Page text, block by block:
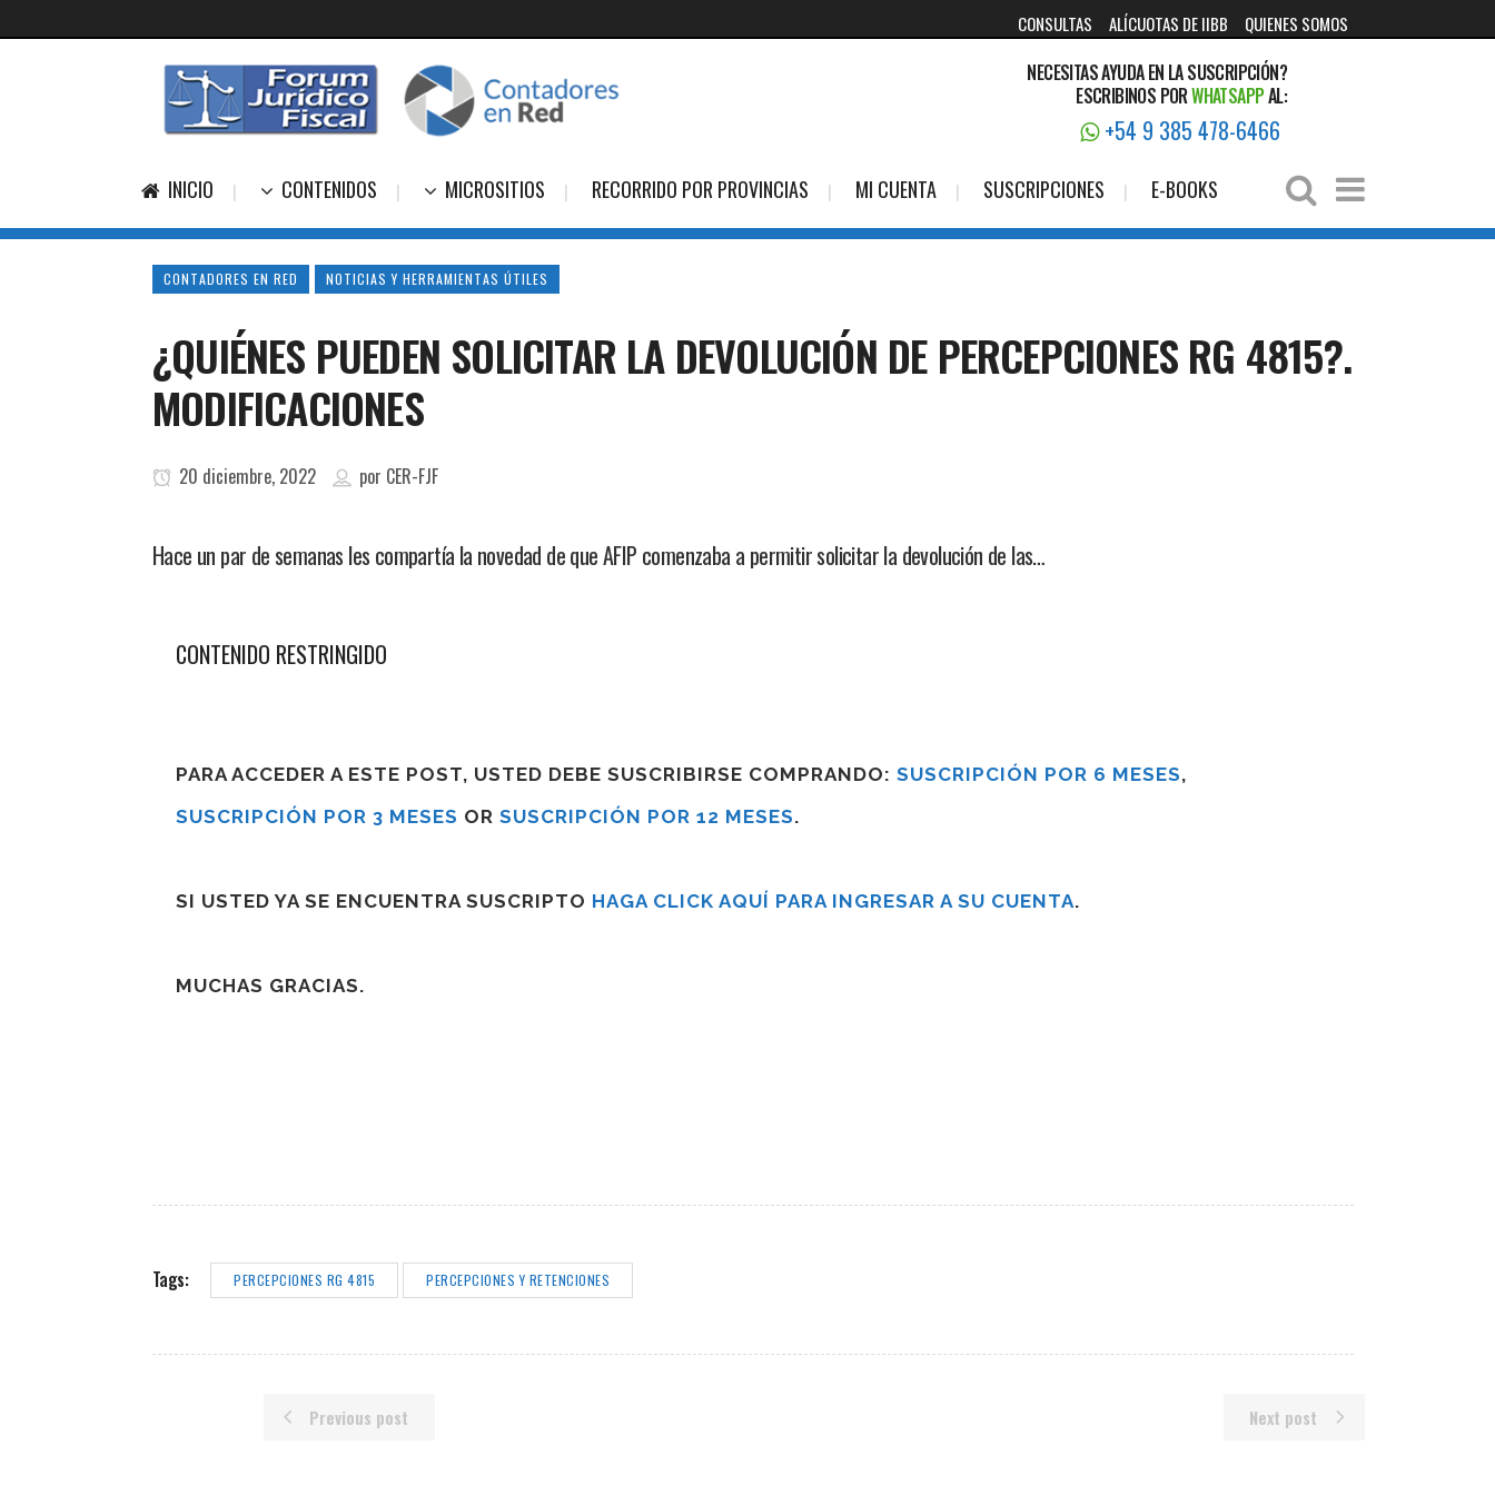
CONSULTAS ALÍCUOTAS DE IIBB QUIENES SOMOS
NECESITAS AYUDA EN LA SUSCRIPCIÓN?
ESCRIBINOS PORWHATSAPPAL:
+54 9 385 478-6466
INICIO CONTENIDOS MICROSITIOS RECORRIDO POR PROVINCIAS MI CUENTA SUSCRIPCIONES E-BOOKS
CONTADORES EN RED NOTICIAS Y HERRAMIENTAS ÚTILES
¿QUIÉNES PUEDEN SOLICITAR LA DEVOLUCIÓN DE PERCEPCIONES RG 4815?.
MODIFICACIONES
20 diciembre, 2022 por CER-FJF
Hace un par de semanas les compartía la novedad de que AFIP comenzaba a permitir solicitar la devolución de las…
CONTENIDO RESTRINGIDO
PARA ACCEDER A ESTE POST, USTED DEBE SUSCRIBIRSE COMPRANDO: SUSCRIPCIÓN POR 6 MESES,
SUSCRIPCIÓN POR 3 MESES OR SUSCRIPCIÓN POR 12 MESES.
SI USTED YA SE ENCUENTRA SUSCRIPTO HAGA CLICK AQUÍ PARA INGRESAR A SU CUENTA.
MUCHAS GRACIAS.
Tags: PERCEPCIONES RG 4815 PERCEPCIONES Y RETENCIONES
Previous post Next post